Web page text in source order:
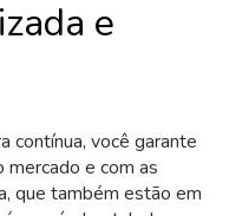
e
contínua, você garante
mercado e com as
que também estão em